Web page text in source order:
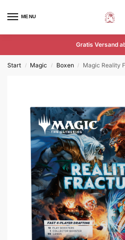
MENU
Gratis Versand
Start / Magic / Boxen / Magic Reality